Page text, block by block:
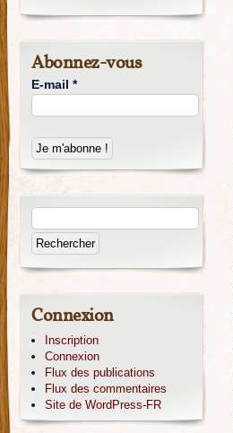
Abonnez-vous
E-mail *
Connexion
Inscription
Connexion
Flux des publications
Flux des commentaires
Site de WordPress-FR